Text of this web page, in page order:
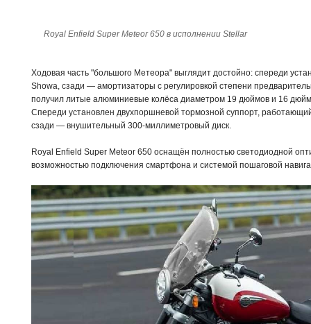
Royal Enfield Super Meteor 650 в исполнении Stellar
Ходовая часть "большого Метеора" выглядит достойно: спереди
Showa, сзади — амортизаторы с регулировкой степени
получил литые алюминиевые колёса диаметром 19 дюймов и 16
Спереди установлен двухпоршневой тормозной суппорт,
сзади — внушительный 300-миллиметровый диск.
Royal Enfield Super Meteor 650 оснащён полностью светодиодной
возможностью подключения смартфона и системой пошаговой